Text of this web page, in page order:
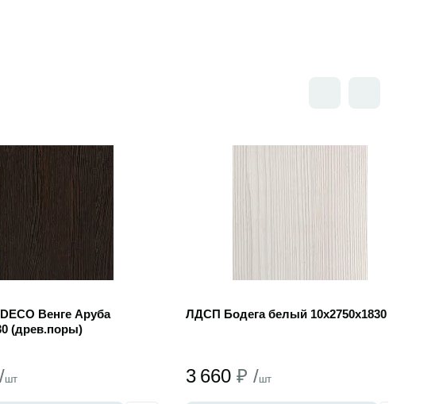
Венге Аруба
(древ.поры)
шт
ЛДСП Бодега белый 10х2750х1830
3 660 ₽ /шт